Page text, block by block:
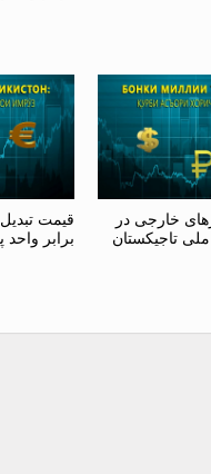
خارجی در
ملی تاجیکستان
قیمت
برابر